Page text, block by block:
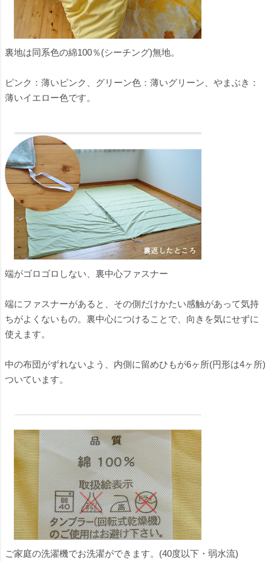
裏地は同系色の綿100％(シーチング)無地。
ピンク：薄いピンク、グリーン色：薄いグリーン、やまぶき：
薄いイエロー色です。
端がゴロゴロしない、裏中心ファスナー
端にファスナーがあると、その側だけかたい感触があって気持
ちがよくないもの。裏中心につけることで、向きを気にせずに
使えます。
中の布団がずれないよう、内側に留めひもが6ヶ所(円形は4ヶ所)
ついています。
ご家庭の洗濯機でお洗濯ができます。(40度以下・弱水流)